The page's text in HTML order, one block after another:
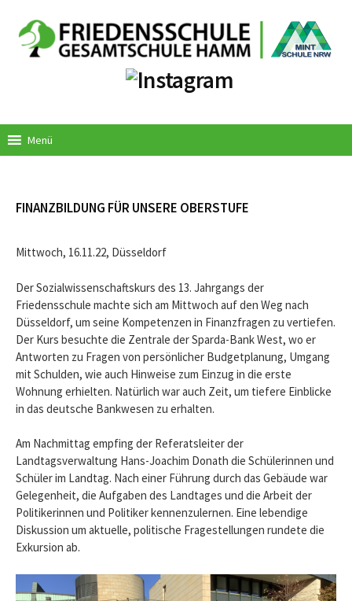
Inhalt
Menü
FINANZBILDUNG FÜR UNSERE OBERSTUFE
Mittwoch, 16.11.22, Düsseldorf
Der Sozialwissenschaftskurs des 13. Jahrgangs der
Friedensschule machte sich am Mittwoch auf den Weg nach
Düsseldorf, um seine Kompetenzen in Finanzfragen zu vertiefen.
Der Kurs besuchte die Zentrale der Sparda-Bank West, wo er
Antworten zu Fragen von persönlicher Budgetplanung, Umgang
mit Schulden, wie auch Hinweise zum Einzug in die erste
Wohnung erhielten. Natürlich war auch Zeit, um tiefere Einblicke
in das deutsche Bankwesen zu erhalten.
Am Nachmittag empfing der Referatsleiter der
Landtagsverwaltung Hans-Joachim Donath die Schülerinnen und
Schüler im Landtag. Nach einer Führung durch das Gebäude war
Gelegenheit, die Aufgaben des Landtages und die Arbeit der
Politikerinnen und Politiker kennenzulernen. Eine lebendige
Diskussion um aktuelle, politische Fragestellungen rundete die
Exkursion ab.